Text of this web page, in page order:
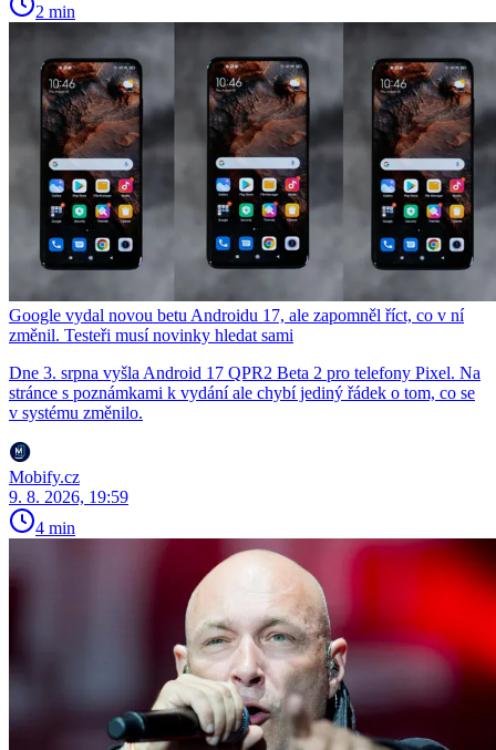
2 min
Google vydal novou betu Androidu 17, ale zapomněl říct, co v ní
změnil. Testeři musí novinky hledat sami
Dne 3. srpna vyšla Android 17 QPR2 Beta 2 pro telefony Pixel. Na
stránce s poznámkami k vydání ale chybí jediný řádek o tom, co se
v systému změnilo.
Mobify.cz
9. 8. 2026, 19:59
4 min